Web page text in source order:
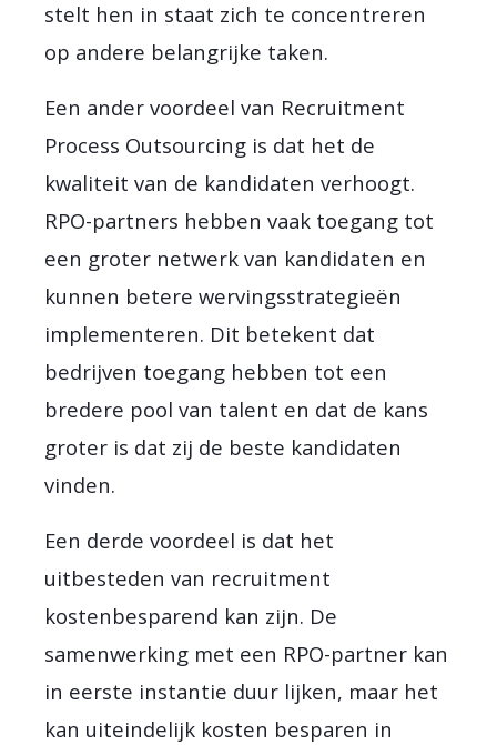
stelt hen in staat zich te concentreren
op andere belangrijke taken.
Een ander voordeel van Recruitment
Process Outsourcing is dat het de
kwaliteit van de kandidaten verhoogt.
RPO-partners hebben vaak toegang tot
een groter netwerk van kandidaten en
kunnen betere wervingsstrategieën
implementeren. Dit betekent dat
bedrijven toegang hebben tot een
bredere pool van talent en dat de kans
groter is dat zij de beste kandidaten
vinden.
Een derde voordeel is dat het
uitbesteden van recruitment
kostenbesparend kan zijn. De
samenwerking met een RPO-partner kan
in eerste instantie duur lijken, maar het
kan uiteindelijk kosten besparen in